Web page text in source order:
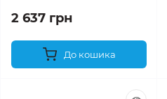
2 637 грн
До кошика